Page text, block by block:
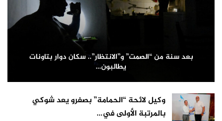
بعد سنة من “الصمت” و”الانتظار”.. سكان دوار بتاونات
يطالبون…
وكيل لائحة “الحمامة” بصفرو يعد شوكي
بالمرتبة الأولى في…